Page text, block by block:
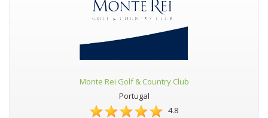
Monte Rei Golf & Country Club
Portugal
4.8